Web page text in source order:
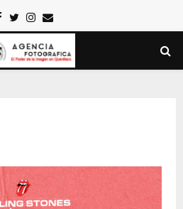
Facebook
TwitterInstagram
Email